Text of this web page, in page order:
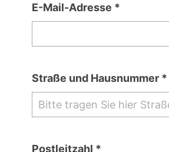
E-Mail-Adresse *
Straße und Hausnummer *
Postleitzahl *